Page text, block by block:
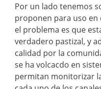
Por un lado tenemos
proponen para uso en
el problema es que
verdadero pastizal, y
calidad por la
se ha volcacdo en
permitan monitorizar